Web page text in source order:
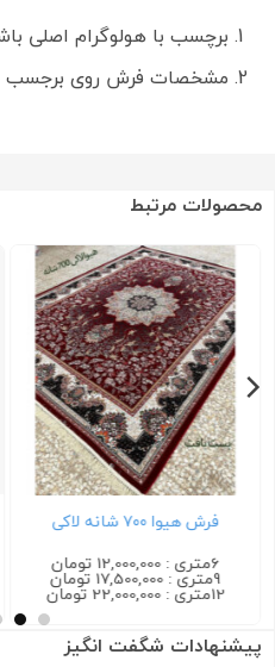
برچسب با هولوگرام اصلی
مشخصات فرش روی برجسب
محصولات مرتبط
فرش هیوا ۷۰۰ شانه لاکی
6متری : 12,000,000 تومان
9متری : 17,500,000 تومان
12متری : 22,000,000 تومان
پیشنهادات شگفت انگیز